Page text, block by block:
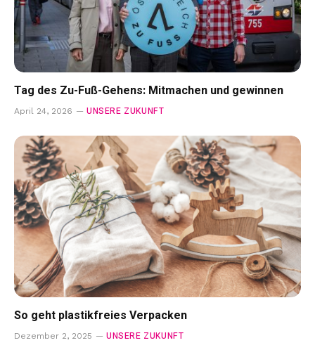
Tag des Zu-Fuß-Gehens: Mitmachen und gewinnen
April 24, 2026 UNSERE ZUKUNFT
So geht plastikfreies Verpacken
Dezember 2, 2025 UNSERE ZUKUNFT